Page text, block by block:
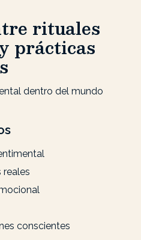
rituales
prácticas
dentro del mundo
reales
conscientes